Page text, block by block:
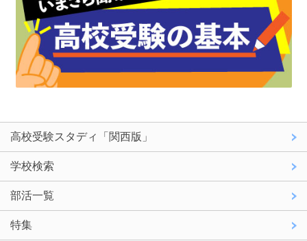
高校受験スタディ「関西版」
学校検索
部活一覧
特集